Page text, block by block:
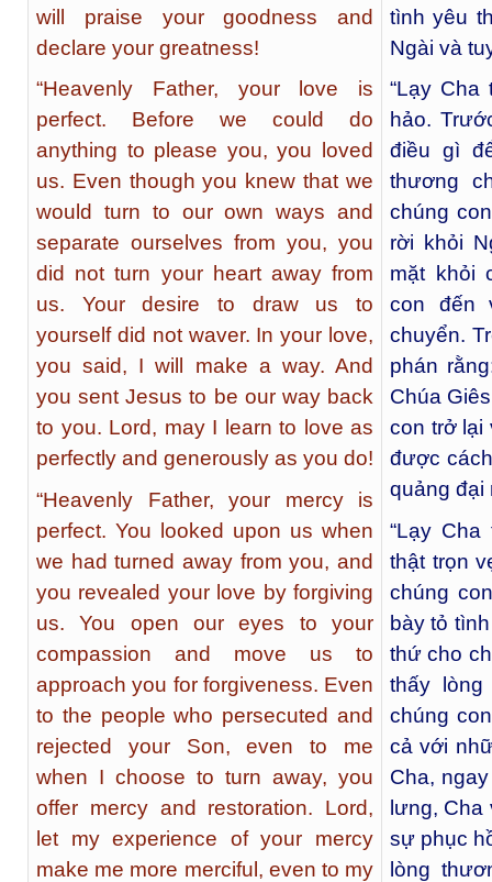
will praise your goodness and
declare your greatness!
“Heavenly Father, your love is
perfect. Before we could do
anything to please you, you loved
us. Even though you knew that we
would turn to our own ways and
separate ourselves from you, you
did not turn your heart away from
us. Your desire to draw us to
yourself did not waver. In your love,
you said, I will make a way. And
you sent Jesus to be our way back
to you. Lord, may I learn to love as
perfectly and generously as you do!
“Heavenly Father, your mercy is
perfect. You looked upon us when
we had turned away from you, and
you revealed your love by forgiving
us. You open our eyes to your
compassion and move us to
approach you for forgiveness. Even
to the people who persecuted and
rejected your Son, even to me
when I choose to turn away, you
offer mercy and restoration. Lord,
let my experience of your mercy
make me more merciful, even to my
tình yêu
Ngài và
“Lạy Cha
hảo.
điều gì
thương
chúng
rời khỏi
mặt khỏi
con đến
chuyển.
phán
Chúa
con trở lại
được
quảng đại
“Lạy
thật trọn
chúng
bày tỏ
thứ cho
thấy
chúng
cả với
Cha,
lưng,
sự phục
lòng